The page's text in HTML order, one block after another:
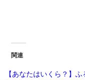
関連
【あなたはいくら？】ふ